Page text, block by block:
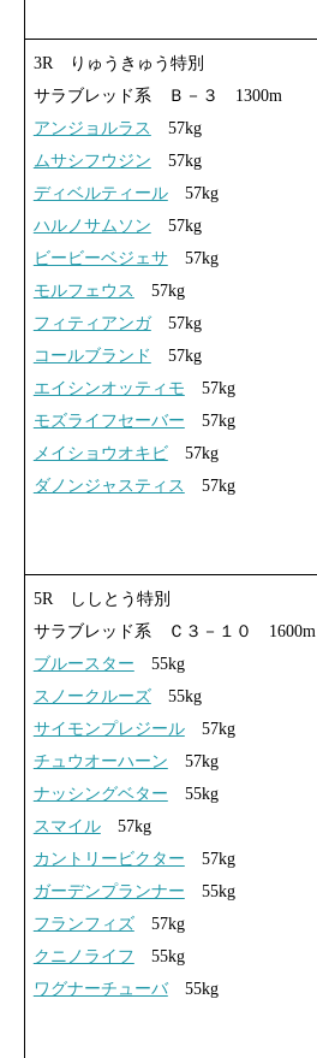
3R りゅうきゅう特別
サラブレッド系 Ｂ－３ 1300m
アンジョルラス
57kg
ムサシフウジン 57kg
ディベルティール57kg
ハルノサムソン 57kg
ビービーベジェサ57kg
モルフェウス
57kg
フィティアンガ57kg
コールブランド
57kg
エイシンオッティモ 57kg
モズライフセーバー 57kg
メイショウオキビ57kg
ダノンジャスティス
57kg
5R ししとう特別
サラブレッド系 Ｃ３－１０ 1600m
ブルースター 55kg
スノークルーズ55kg
サイモンプレジール57kg
チュウオーハーン 57kg
ナッシングベター 55kg
スマイル57kg
カントリービクター 57kg
ガーデンプランナー 55kg
フランフィズ57kg
クニノライフ 55kg
ワグナーチューバ55kg